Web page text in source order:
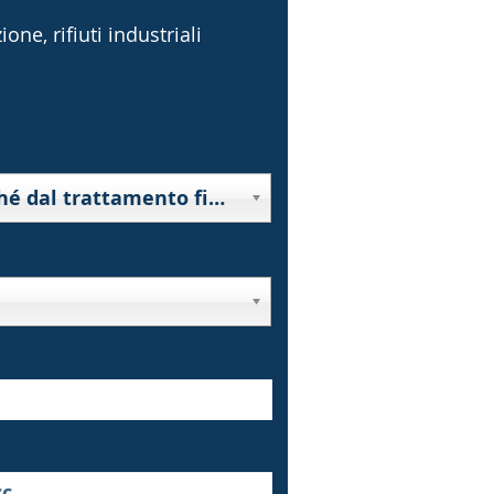
rifiuti industriali
10000 - Rifiuti derivanti da prospezione, estrazione da miniera o cava, nonché dal trattamento fisico o chimico di minerali